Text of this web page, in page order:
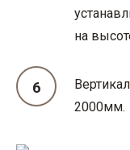
на
2000мм.